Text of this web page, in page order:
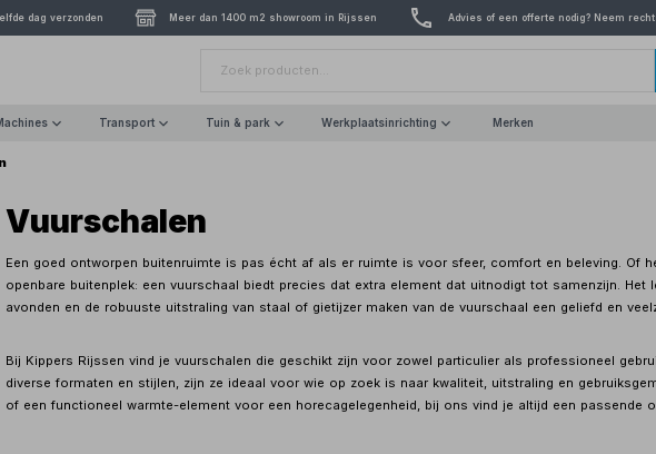
dag verzonden Meer dan 1400 m2 showroom in Rijssen Advies of een offerte nodig? Neem
Transport Tuin & park Werkplaatsinrichting Merken
Vuurschalen
Een goed ontworpen buitenruimte is pas écht af als er ruimte is voor sfeer, comfort en beleving. Of
openbare buitenplek: een vuurschaal biedt precies dat extra element dat uitnodigt tot samenzijn.
avonden en de robuuste uitstraling van staal of gietijzer maken van de vuurschaal een geliefd en
Bij Kippers Rijssen vind je vuurschalen die geschikt zijn voor zowel particulier als professioneel
diverse formaten en stijlen, zijn ze ideaal voor wie op zoek is naar kwaliteit, uitstraling en
of een functioneel warmte-element voor een horecagelegenheid, bij ons vind je altijd een passende